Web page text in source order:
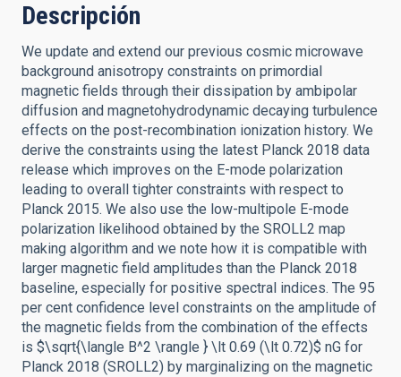
Descripción
We update and extend our previous cosmic microwave
background anisotropy constraints on primordial
magnetic fields through their dissipation by ambipolar
diffusion and magnetohydrodynamic decaying turbulence
effects on the post-recombination ionization history. We
derive the constraints using the latest Planck 2018 data
release which improves on the E-mode polarization
leading to overall tighter constraints with respect to
Planck 2015. We also use the low-multipole E-mode
polarization likelihood obtained by the SROLL2 map
making algorithm and we note how it is compatible with
larger magnetic field amplitudes than the Planck 2018
baseline, especially for positive spectral indices. The 95
per cent confidence level constraints on the amplitude of
the magnetic fields from the combination of the effects
is $\sqrt{\langle B^2 \rangle } \lt 0.69 (\lt 0.72)$ nG for
Planck 2018 (SROLL2) by marginalizing on the magnetic